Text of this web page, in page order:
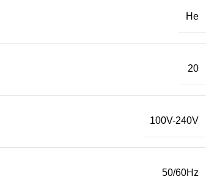
Не
20
100V-240V
50/60Hz